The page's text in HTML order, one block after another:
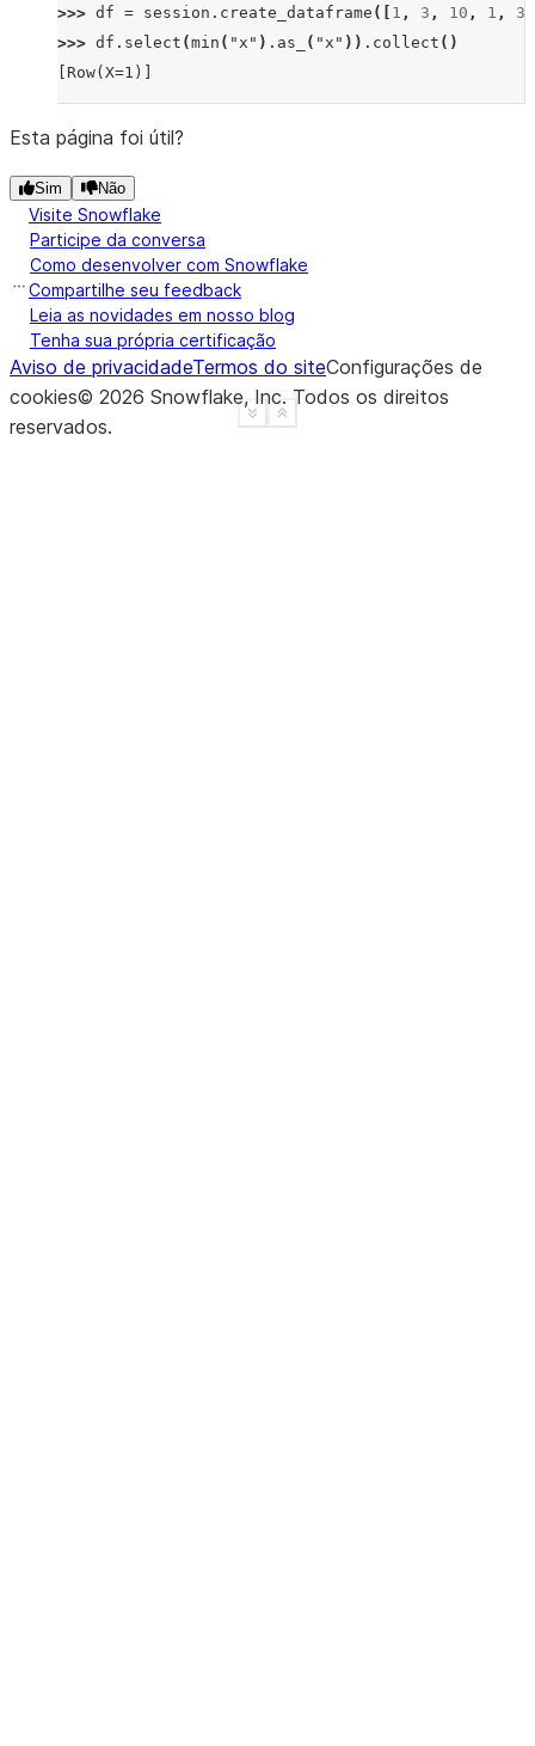
>>> df = session . create_dataframe ([ 1 , 3 , 10 , 1 , 3
>>> df . select (min ( "x" ) . as_ ( "x" )) . collect ()
[Row(X=1)]
Show less
See more
Esta página foi útil?
Sim Não
Visite Snowflake
Participe da conversa
Como desenvolver com Snowflake
Compartilhe seu feedback
Leia as novidades em nosso blog
Tenha sua própria certificação
Aviso de privacidadeTermos do siteConfigurações de
cookies© 2026 Snowflake, Inc. Todos os direitos
reservados.